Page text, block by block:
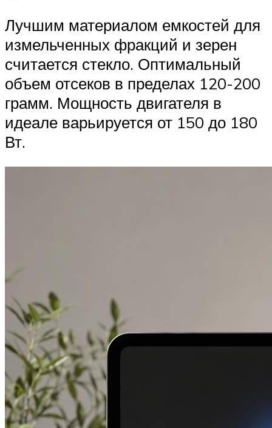
Лучшим материалом емкостей для
измельченных фракций и зерен
считается стекло. Оптимальный
объем отсеков в пределах 120-200
грамм. Мощность двигателя в
идеале варьируется от 150 до 180
Вт.